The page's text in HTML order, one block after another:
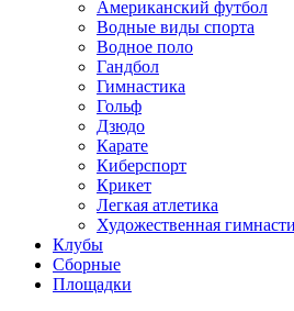
Американский футбол
Водные виды спорта
Водное поло
Гандбол
Гимнастика
Гольф
Дзюдо
Карате
Киберспорт
Крикет
Легкая атлетика
Художественная
Клубы
Сборные
Площадки